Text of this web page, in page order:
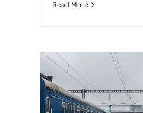
Read More